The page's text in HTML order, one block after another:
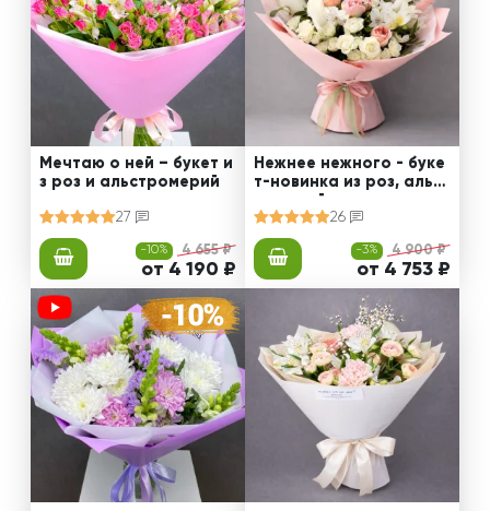
Мечтаю о ней – букет и
з роз и альстромерий
27
-10% 4 655 ₽
от 4 190 ₽
Нежнее нежного - буке
т-новинка из роз, альст
ромерий и калл
26
-3% 4 900 ₽
от 4 753 ₽